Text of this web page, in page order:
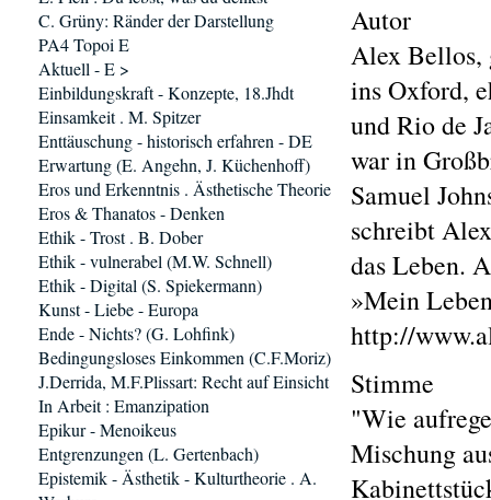
Autor
Alex Bellos,
ins Oxford,
und Rio de
war in
Samuel
schreibt
das Leben.
»Mein
http://
Stimme
"Wie
Mischung
C. Grüny: Ränder der Darstellung
PA4 Topoi E
Aktuell - E >
Einbildungskraft - Konzepte, 18.Jhdt
Einsamkeit . M. Spitzer
Enttäuschung - historisch erfahren - DE
Erwartung (E. Angehn, J. Küchenhoff)
Eros und Erkenntnis . Ästhetische Theorie
Eros & Thanatos - Denken
Ethik - Trost . B. Dober
Ethik - vulnerabel (M.W. Schnell)
Ethik - Digital (S. Spiekermann)
Kunst - Liebe - Europa
Ende - Nichts? (G. Lohfink)
Bedingungsloses Einkommen (C.F.Moriz)
J.Derrida, M.F.Plissart: Recht auf Einsicht
In Arbeit : Emanzipation
Epikur - Menoikeus
Entgrenzungen (L. Gertenbach)
Epistemik - Ästhetik - Kulturtheorie . A.